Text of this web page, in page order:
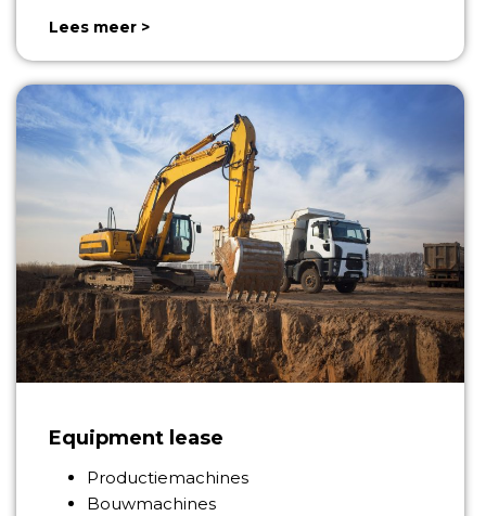
Lees meer >
Equipment lease
Productiemachines
Bouwmachines